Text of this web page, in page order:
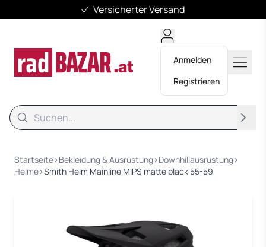
Versicherter Versand
Anmelden
Registrieren
Suche
Startseite›Bekleidung & Ausrüstung›Downhillausrüstung›
Helme›Smith Helm Mainline MIPS matte black 55-59